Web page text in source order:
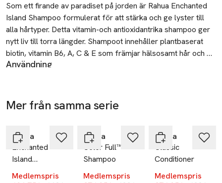
Som ett firande av paradiset på jorden är Rahua Enchanted
Island Shampoo formulerat för att stärka och ge lyster till
alla hårtyper. Detta vitamin-och antioxidantrika shampoo ger
nytt liv till torra längder. Shampoot innehåller plantbaserat
biotin, vitamin B6, A, C & E som främjar hälsosamt hår och
stärker hårsäckarna som hindrar håret från att falla av. Allt
Användning
repetera om nödvändigt.
Säkerhet
SKU: 65862424
Mer från samma serie
Rahua
Enchanted
Island
Conditioner
Medlemspris
Rahua
Color Full™
Shampoo
Medlemspris
Rahua
Classic
Conditioner
Medlemspris